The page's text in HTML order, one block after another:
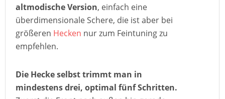
altmodische Version, einfach eine
überdimensionale Schere, die ist aber bei
größeren Hecken nur zum Feintuning zu
empfehlen.
Die Hecke selbst trimmt man in
mindestens drei, optimal fünf Schritten.